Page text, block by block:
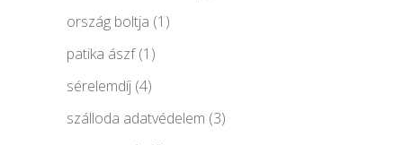
ország boltja (1)
patika ászf(1)
sérelemdíj (4)
szálloda adatvédelem (3)